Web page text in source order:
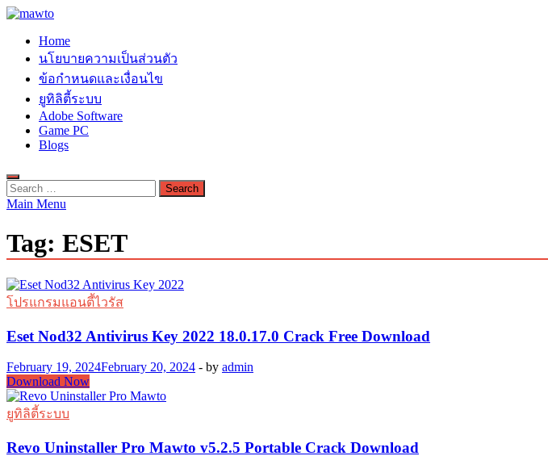
Skip
content
MAWTO
ดาวน์โหลดโปรแกรมฟรี ตัวเต็มถาวร ใหม่ 2023 ไม่ครอบลิงค์
Home
นโยบายความเป็นส่วนตัว
ข้อกำหนดและเงื่อนไข
ยูทิลิตี้ระบบ
Adobe Software
Game PC
Blogs
Search
for:
Main Menu
Tag: ESET
โปรแกรมแอนตี้ไวรัส
Eset Nod32 Antivirus Key 2022 18.0.17.0 Crack Free Download
February 19, 2024February 20, 2024 - by admin
Eset
Nod32
Antivirus
Key
Download Now
ยูทิลิตี้ระบบ
Revo Uninstaller Pro Mawto v5.2.5 Portable Crack Download